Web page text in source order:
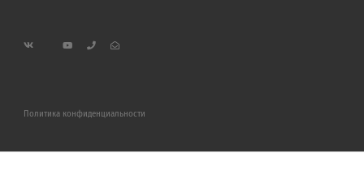
Политика конфиденциальности